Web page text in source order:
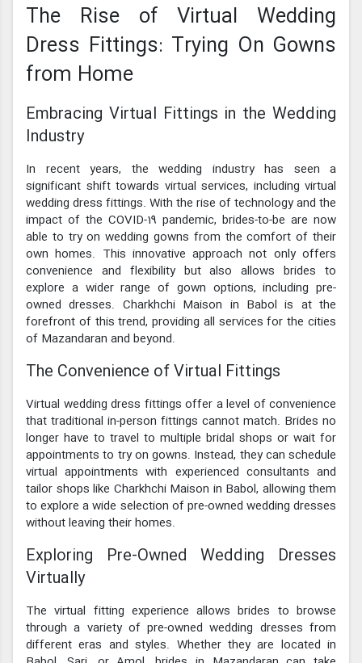
The Rise of Virtual Wedding
Dress Fittings: Trying On Gowns
from Home
Embracing Virtual Fittings in the Wedding
Industry
In recent years, the wedding industry has seen a
significant shift towards virtual services, including virtual
wedding dress fittings. With the rise of technology and the
impact of the COVID-19 pandemic, brides-to-be are now
able to try on wedding gowns from the comfort of their
own homes. This innovative approach not only offers
convenience and flexibility but also allows brides to
explore a wider range of gown options, including pre-
owned dresses. Charkhchi Maison in Babol is at the
forefront of this trend, providing all services for the cities
of Mazandaran and beyond.
The Convenience of Virtual Fittings
Virtual wedding dress fittings offer a level of convenience
that traditional in-person fittings cannot match. Brides no
longer have to travel to multiple bridal shops or wait for
appointments to try on gowns. Instead, they can schedule
virtual appointments with experienced consultants and
tailor shops like Charkhchi Maison in Babol, allowing them
to explore a wide selection of pre-owned wedding dresses
without leaving their homes.
Exploring Pre-Owned Wedding Dresses
Virtually
The virtual fitting experience allows brides to browse
through a variety of pre-owned wedding dresses from
different eras and styles. Whether they are located in